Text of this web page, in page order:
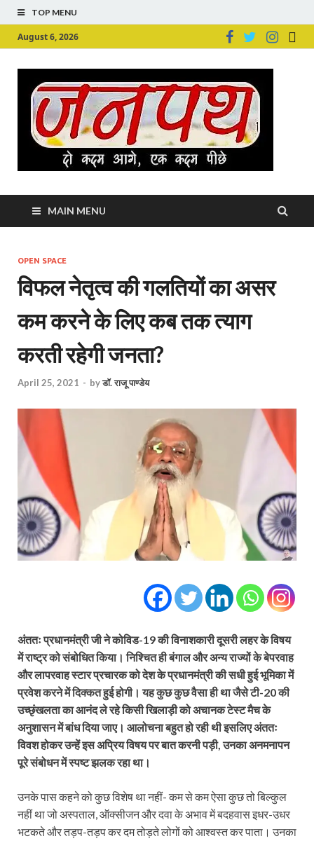
TOP MENU
August 6, 2026
MAIN MENU
OPEN SPACE
विफल नेतृत्व की गलतियों का असर
कम करने के लिए कब तक त्याग
करती रहेगी जनता?
April 25, 2021 - byडॉ. राजू पाण्डेय
अंततः प्रधानमंत्री जी ने कोविड-19 की विनाशकारी दूसरी लहर के विषय
में राष्ट्र को संबोधित किया। निश्चित ही बंगाल और अन्य राज्यों के बेपरवाह
और लापरवाह स्टार प्रचारक को देश के प्रधानमंत्री की सधी हुई भूमिका में
प्रवेश करने में दिक्कत हुई होगी। यह कुछ कुछ वैसा ही था जैसे टी-20 की
उच्छृंखलता का आनंद ले रहे किसी खिलाड़ी को अचानक टेस्ट मैच के
अनुशासन में बांध दिया जाए। आलोचना बहुत हो रही थी इसलिए अंततः
विवश होकर उन्हें इस अप्रिय विषय पर बात करनी पड़ी, उनका अनमनापन
पूरे संबोधन में स्पष्ट झलक रहा था।
उनके पास कहने को कुछ विशेष था नहीं- कम से कम ऐसा कुछ तो बिल्कुल
नहीं था जो अस्पताल, ऑक्सीजन और दवा के अभाव में बदहवास इधर-उधर
भटकते और तड़प-तड़प कर दम तोड़ते लोगों को आश्वस्त कर पाता। उनका